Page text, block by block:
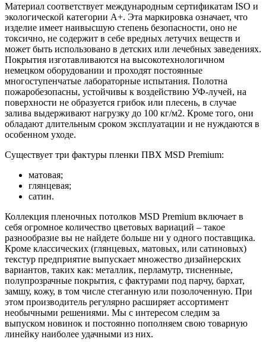
Материал соответствует международным сертификатам ISO и
экологической категории А+. Эта маркировка означает, что
изделие имеет наивысшую степень безопасности, оно не
токсично, не содержит в себе вредных летучих веществ и
может быть использовано в детских или лечебных заведениях.
Покрытия изготавливаются на высокотехнологичном
немецком оборудовании и проходят постоянные
многоступенчатые лабораторные испытания. Полотна
пожаробезопасны, устойчивы к воздействию УФ-лучей, на
поверхности не образуется грибок или плесень, в случае
залива выдерживают нагрузку до 100 кг/м2. Кроме того, они
обладают длительным сроком эксплуатации и не нуждаются в
особенном уходе.
Существует три фактуры пленки ПВХ MSD Premium:
матовая;
глянцевая;
сатин.
Коллекция пленочных потолков MSD Premium включает в
себя огромное количество цветовых вариаций – такое
разнообразие вы не найдете больше ни у одного поставщика.
Кроме классических (глянцевых, матовых, или сатиновых)
текстур предприятие выпускает множество дизайнерских
вариантов, таких как: металлик, перламутр, тисненные,
полупрозрачные покрытия, с фактурами под парчу, бархат,
замшу, кожу, в том числе стеганную или позолоченную. При
этом производитель регулярно расширяет ассортимент
необычными решениями. Мы с интересом следим за
выпуском новинок и постоянно пополняем свою товарную
линейку наиболее удачными из них.